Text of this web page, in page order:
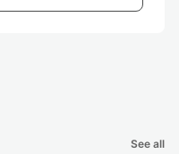
See all